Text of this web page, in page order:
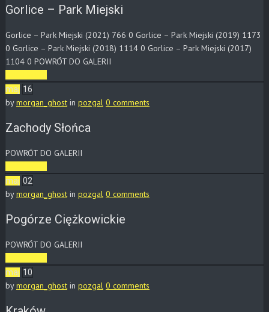
Gorlice – Park Miejski
Gorlice – Park Miejski (2021) 766 0 Gorlice – Park Miejski (2019) 1173
0 Gorlice – Park Miejski (2018) 1114 0 Gorlice – Park Miejski (2017)
1104 0 POWRÓT DO GALERII
maj 16
bymorgan_ghost in pozgal 0 comments
Zachody Słońca
POWRÓT DO GALERII
maj 02
bymorgan_ghost in pozgal 0 comments
Pogórze Ciężkowickie
POWRÓT DO GALERII
maj 10
bymorgan_ghost in pozgal 0 comments